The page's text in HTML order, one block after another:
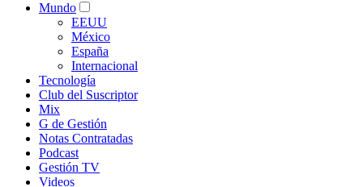
Mundo
EEUU
México
España
Internacional
Tecnología
Club del Suscriptor
Mix
G de Gestión
Notas Contratadas
Podcast
Gestión TV
Videos